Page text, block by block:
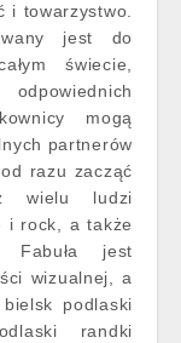
i towarzystwo.
jest do
świecie,
mogą
partnerów
razu zacząć
wielu ludzi
i rock, a także
Fabuła jest
wizualnej, a
podlaski
randki